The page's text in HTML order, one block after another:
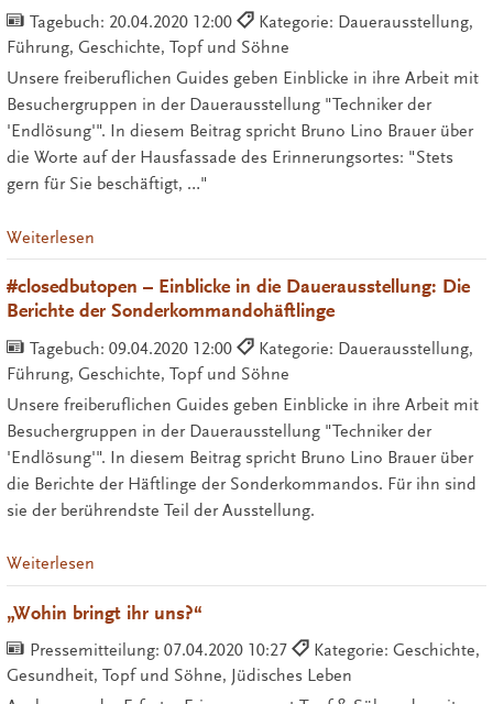
Tagebuch: 20.04.2020 12:00
Kategorie: Dauerausstellung,
Führung, Geschichte, Topf und Söhne
Unsere freiberuflichen Guides geben Einblicke in ihre Arbeit mit
Besuchergruppen in der Dauerausstellung "Techniker der
'Endlösung'". In diesem Beitrag spricht Bruno Lino Brauer über
die Worte auf der Hausfassade des Erinnerungsortes: "Stets
gern für Sie beschäftigt, …"
Weiterlesen
#closedbutopen – Einblicke in die Dauerausstellung: Die
Berichte der Sonderkommandohäftlinge
Tagebuch: 09.04.2020 12:00
Kategorie: Dauerausstellung,
Führung, Geschichte, Topf und Söhne
Unsere freiberuflichen Guides geben Einblicke in ihre Arbeit mit
Besuchergruppen in der Dauerausstellung "Techniker der
'Endlösung'". In diesem Beitrag spricht Bruno Lino Brauer über
die Berichte der Häftlinge der Sonderkommandos. Für ihn sind
sie der berührendste Teil der Ausstellung.
Weiterlesen
„Wohin bringt ihr uns?“
Pressemitteilung: 07.04.2020 10:27
Kategorie: Geschichte,
Gesundheit, Topf und Söhne, Jüdisches Leben